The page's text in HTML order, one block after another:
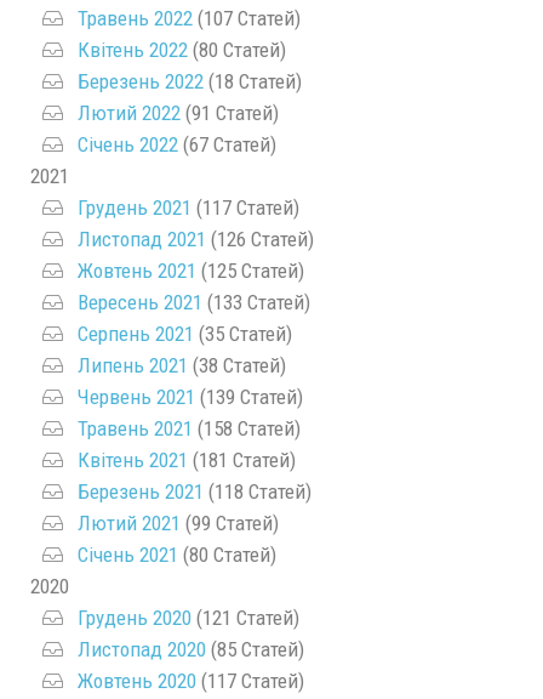
Травень 2022 (107 Статей)
Квітень 2022 (80 Статей)
Березень 2022 (18 Статей)
Лютий 2022 (91 Статей)
Січень 2022 (67 Статей)
2021
Грудень 2021 (117 Статей)
Листопад 2021 (126 Статей)
Жовтень 2021 (125 Статей)
Вересень 2021 (133 Статей)
Серпень 2021 (35 Статей)
Липень 2021 (38 Статей)
Червень 2021 (139 Статей)
Травень 2021 (158 Статей)
Квітень 2021 (181 Статей)
Березень 2021 (118 Статей)
Лютий 2021 (99 Статей)
Січень 2021 (80 Статей)
2020
Грудень 2020 (121 Статей)
Листопад 2020 (85 Статей)
Жовтень 2020 (117 Статей)